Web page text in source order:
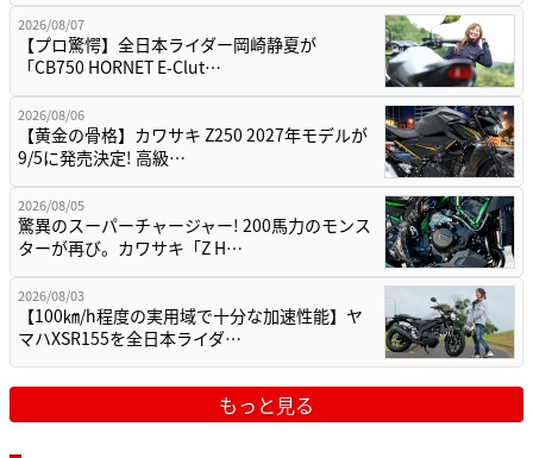
2026/08/07
【プロ驚愕】全日本ライダー岡崎静夏が
「CB750 HORNET E-Clut…
2026/08/06
【黄金の骨格】カワサキ Z250 2027年モデルが
9/5に発売決定! 高級…
2026/08/05
驚異のスーパーチャージャー! 200馬力のモンス
ターが再び。カワサキ「Z H…
2026/08/03
【100㎞/h程度の実用域で十分な加速性能】ヤ
マハXSR155を全日本ライダ…
もっと見る